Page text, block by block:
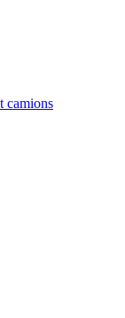
camions